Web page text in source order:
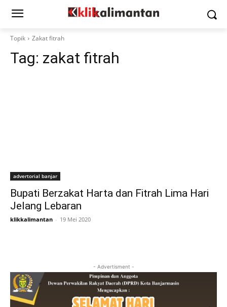
Topik Zakat fitrah
Tag: zakat fitrah
advertorial banjar
Bupati Berzakat Harta dan Fitrah Lima Hari
Jelang Lebaran
klikkalimantan - 19 Mei 2020
- Advertisment -